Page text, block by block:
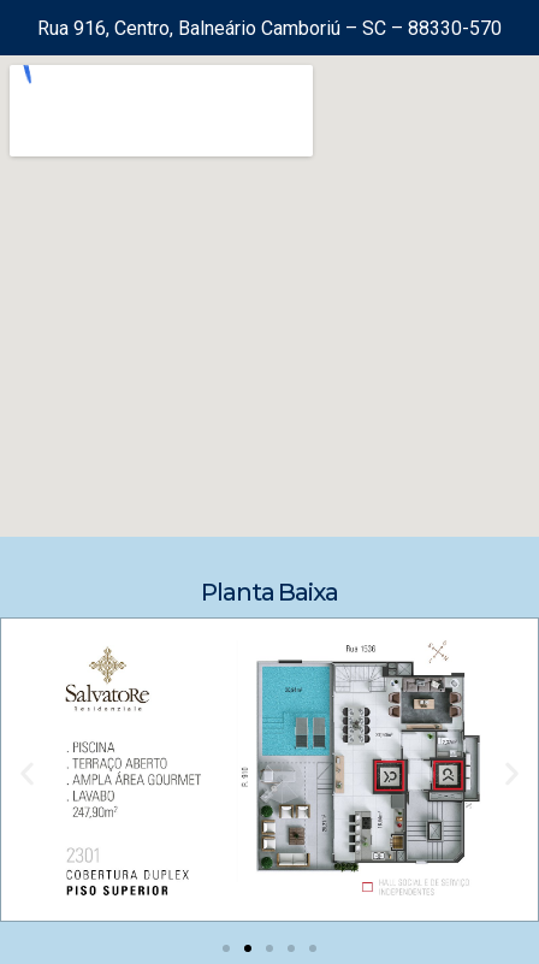
Rua 916, Centro, Balneário Camboriú – SC – 88330-570
Planta Baixa